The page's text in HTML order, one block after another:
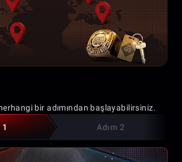
bir adımından başlayabilirsiniz.
1 Adım 2